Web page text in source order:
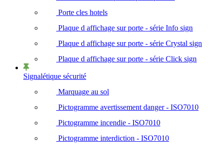
Porte cles hotels
Plaque d affichage sur porte - série Info sign
Plaque d affichage sur porte - série Crystal sign
Plaque d affichage sur porte - série Click sign
Signalétique sécurité
Marquage au sol
Pictogramme avertissement danger - ISO7010
Pictogramme incendie - ISO7010
Pictogramme interdiction - ISO7010